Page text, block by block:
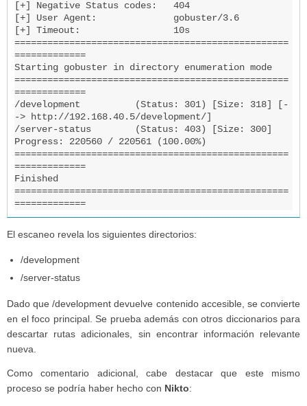
[+] Negative Status codes:   404
[+] User Agent:              gobuster/3.6
[+] Timeout:                 10s
==================================================
=============
Starting gobuster in directory enumeration mode
==================================================
=============
/development          (Status: 301) [Size: 318] [-
-> http://192.168.40.5/development/]
/server-status        (Status: 403) [Size: 300]
Progress: 220560 / 220561 (100.00%)
==================================================
=============
Finished
==================================================
=============
El escaneo revela los siguientes directorios:
/development
/server-status
Dado que /development devuelve contenido accesible, se convierte
en el foco principal. Se prueba además con otros diccionarios para
descartar rutas adicionales, sin encontrar información relevante
nueva.
Como comentario adicional, cabe destacar que este mismo
proceso se podría haber hecho con Nikto: